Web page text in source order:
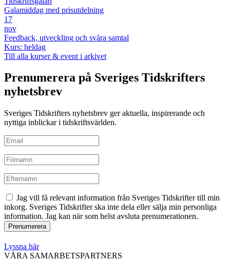
Galamiddag med prisutdelning
17
nov
Feedback, utveckling och svåra samtal
Kurs: heldag
Till alla kurser & event i arkivet
Prenumerera på Sveriges Tidskrifters
nyhetsbrev
Sveriges Tidskrifters nyhetsbrev ger aktuella, inspirerande och
nyttiga inblickar i tidskriftsvärlden.
Jag vill få relevant information från Sveriges Tidskrifter till min
inkorg. Sveriges Tidskrifter ska inte dela eller sälja min personliga
information. Jag kan när som helst avsluta prenumerationen.
Lyssna här
VÅRA SAMARBETSPARTNERS